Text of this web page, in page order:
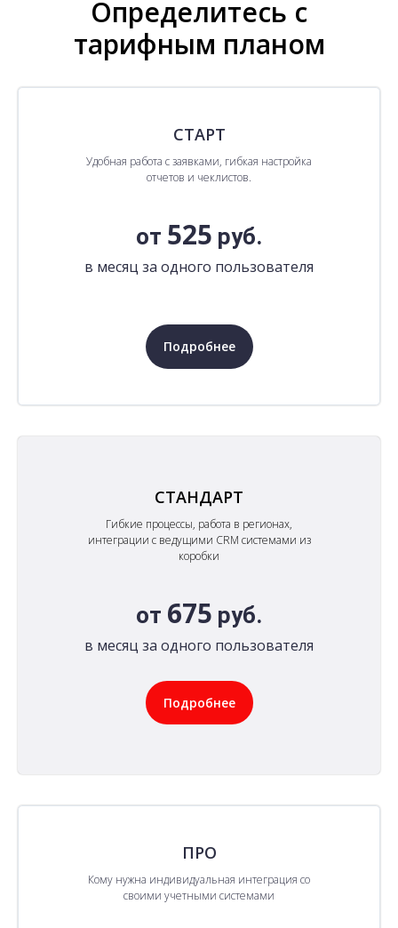
Определитесь с
тарифным планом
СТАРТ
Удобная работа с заявками, гибкая настройка
отчетов и чеклистов.
от 525 руб.
в месяц за одного пользователя
Подробнее
СТАНДАРТ
Гибкие процессы, работа в регионах,
интеграции с ведущими CRM системами из
коробки
от 675 руб.
в месяц за одного пользователя
Подробнее
ПРО
Кому нужна индивидуальная интеграция со
своими учетными системами